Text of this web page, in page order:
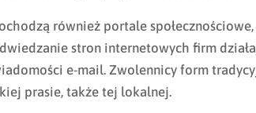
również portale
stron internetowych firm
e-mail. Zwolennicy form
prasie, także tej lokalnej.